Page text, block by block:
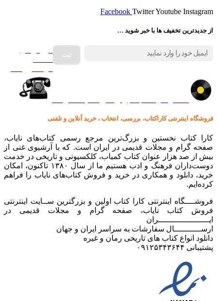
Facebook TwitterYoutube Instagram
از جدیدترین تخفیف ها با خبر شوید …
فروش انواع
فروشگاه اینترنتی کاراکتاب، بررسی، انتخاب ، خرید آنلاین و تلفنی
کارا کتاب نخستین و بزرگ‌ترین مرجع رسمی کتاب‌های نایاب،
صفحه گرام و مجلات قدیمی در ایران است. که با آرشیوی غنی از
بیش از صد هزار عنوان کتاب کمیاب، کلکسیونی و تاریخی در خدمت
دوست‌داران فرهنگ و ادب هستیم ما از سال ۱۳۸۰ تاکنون، امکان
خرید، دانلود و همکاری در خرید و فروش کتاب‌های نایاب را فراهم
کرده‌ایم.
فروشــــگاه اینترنتی کارا کتاب اولین و بزرگترین ســایت اینترنتی
فروش کتاب نایاب، صفحه گرام و مجلات قدیمی در
ایـــــــــــــــــــــران
ارســـــــــــال سفارشات به سراسر ایران و جهان
دانلود انواع کتاب های تاریخی رمان و غیره
پشتیبانی ۰۹۱۲۵۳۴۳۶۴۴